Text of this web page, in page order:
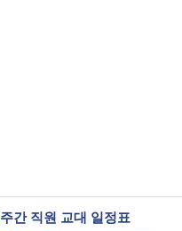
주간 직원 교대 일정표